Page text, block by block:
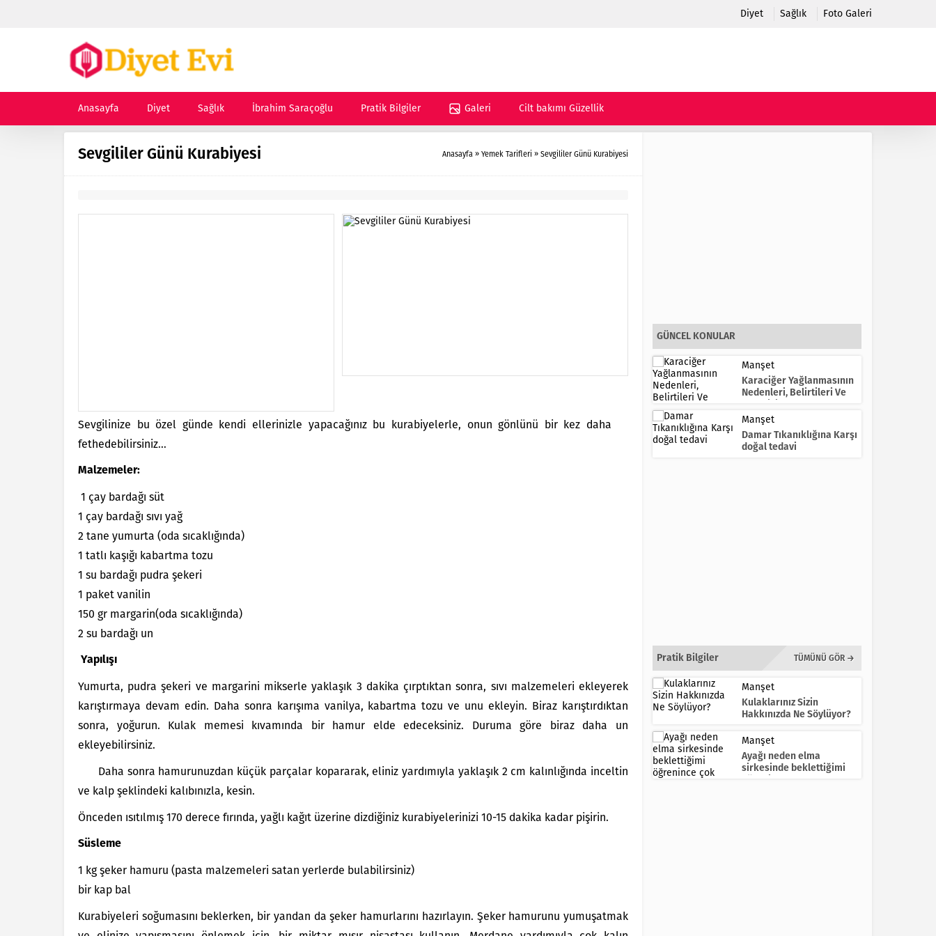
Diyet Sağlık Foto Galeri
Anasayfa Diyet Sağlık İbrahim Saraçoğlu Pratik Bilgiler Galeri Cilt bakımı Güzellik
Sevgililer Günü Kurabiyesi Anasayfa » Yemek Tarifleri » Sevgililer Günü Kurabiyesi
Sevgilinize bu özel günde kendi ellerinizle yapacağınız bu kurabiyelerle, onun gönlünü bir kez daha
fethedebilirsiniz…
Malzemeler:
1 çay bardağı süt
1 çay bardağı sıvı yağ
2 tane yumurta (oda sıcaklığında)
1 tatlı kaşığı kabartma tozu
1 su bardağı pudra şekeri
1 paket vanilin
150 gr margarin(oda sıcaklığında)
2 su bardağı un
Yapılışı
Yumurta, pudra şekeri ve margarini mikserle yaklaşık 3 dakika çırptıktan sonra, sıvı malzemeleri ekleyerek
karıştırmaya devam edin. Daha sonra karışıma vanilya, kabartma tozu ve unu ekleyin. Biraz karıştırdıktan
sonra, yoğurun. Kulak memesi kıvamında bir hamur elde edeceksiniz. Duruma göre biraz daha un
ekleyebilirsiniz.
Daha sonra hamurunuzdan küçük parçalar kopararak, eliniz yardımıyla yaklaşık 2 cm kalınlığında inceltin
ve kalp şeklindeki kalıbınızla, kesin.
Önceden ısıtılmış 170 derece fırında, yağlı kağıt üzerine dizdiğiniz kurabiyelerinizi 10-15 dakika kadar pişirin.
Süsleme
1 kg şeker hamuru (pasta malzemeleri satan yerlerde bulabilirsiniz)
bir kap bal
Kurabiyeleri soğumasını beklerken, bir yandan da şeker hamurlarını hazırlayın. Şeker hamurunu yumuşatmak
GÜNCEL KONULAR
Manşet
Karaciğer Yağlanmasının
Nedenleri, Belirtileri Ve
Manşet
Damar Tıkanıklığına Karşı
doğal tedavi
Pratik Bilgiler TÜMÜNÜ GÖR →
Manşet
Kulaklarınız Sizin
Hakkınızda Ne Söylüyor?
Manşet
Ayağı neden elma
sirkesinde beklettiğimi